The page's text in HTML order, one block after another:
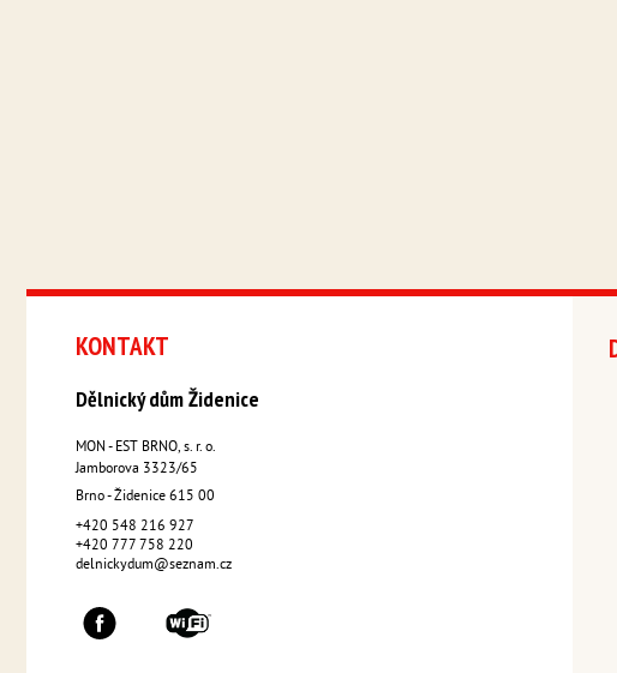
KONTAKT
Dělnický dům Židenice
MON - EST BRNO, s. r. o.
Jamborova 3323/65
Brno - Židenice 615 00
+420 548 216 927
+420 777 758 220
delnickydum@seznam.cz